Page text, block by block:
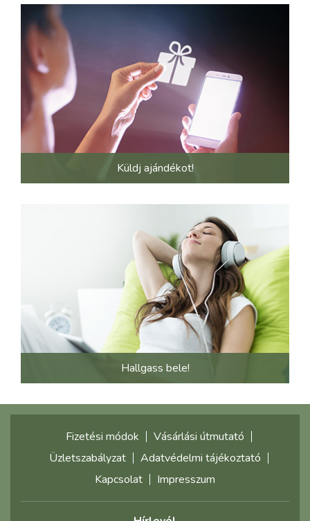
Küldj ajándékot!
Hallgass bele!
Fizetési módok
Vásárlási útmutató
Üzletszabályzat
Adatvédelmi tájékoztató
Kapcsolat
Impresszum